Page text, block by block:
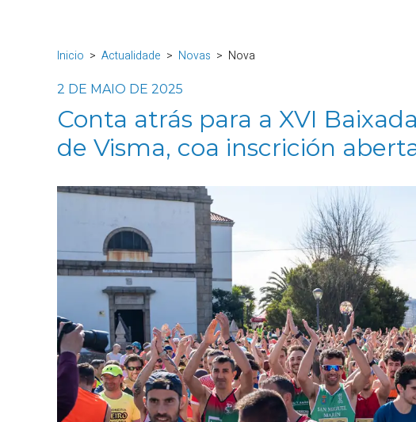
Inicio Actualidade Novas Nova
2 DE MAIO DE 2025
Conta atrás para a XVI
de Visma, coa inscrición